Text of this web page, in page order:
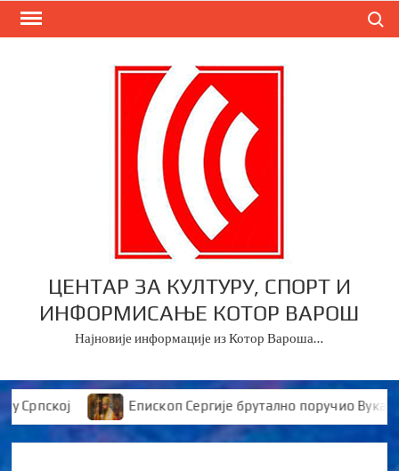
Skip
ЦЕНТАР ЗА КУЛТУРУ, СПОРТ И
ИНФОРМИСАЊЕ КОТОР ВАРОШ
Најновије информације из Котор Вароша…
Епископ Сергије брутално поручио